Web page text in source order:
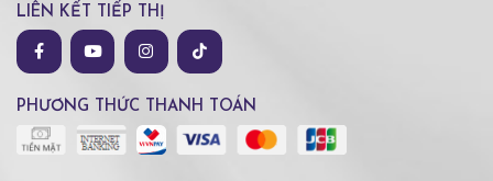
LIÊN KẾT TIẾP THỊ
PHƯƠNG THỨC THANH TOÁN